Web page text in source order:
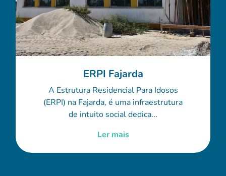
ERPI Fajarda
A Estrutura Residencial Para Idosos
(ERPI) na Fajarda, é uma infraestrutura
de intuito social dedica...
Ler mais